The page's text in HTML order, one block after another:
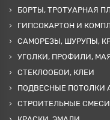
БОРТЫ, ТРОТУАРНАЯ
ГИПСОКАРТОН И
САМОРЕЗЫ, ШУРУПЫ,
УГОЛКИ, ПРОФИЛИ,
СТЕКЛООБОИ, КЛЕИ
ПОДВЕСНЫЕ ПОТОЛКИ
СТРОИТЕЛЬНЫЕ СМЕСИ